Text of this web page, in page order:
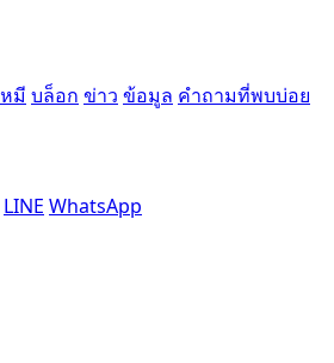
มี บล็อก ข่าว ข้อมูล คำถามที่พบบ่อย
LINE WhatsApp